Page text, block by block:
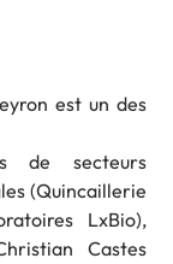
est un des
de secteurs
(Quincaillerie
LxBio),
Castes